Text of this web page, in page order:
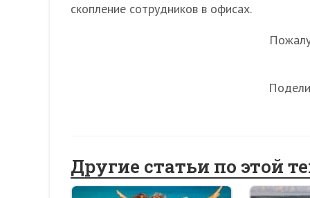
скопление сотрудников в офисах.
Другие статьи по этой